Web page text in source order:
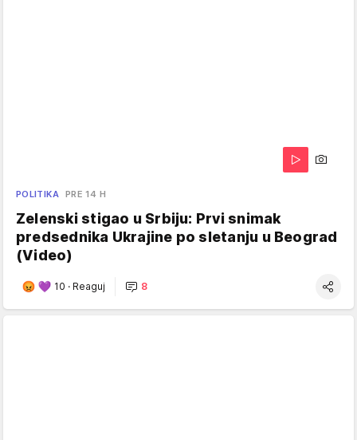
POLITIKA PRE 14 H
Zelenski stigao u Srbiju: Prvi snimak
predsednika Ukrajine po sletanju u Beograd
(Video)
10 · Reaguj 8